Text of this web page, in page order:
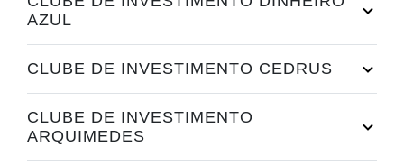
AZUL
CLUBE DE INVESTIMENTO CEDRUS
CLUBE DE INVESTIMENTO
ARQUIMEDES